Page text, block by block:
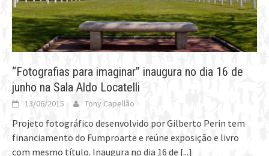
“Fotografias para imaginar” inaugura no dia 16 de
junho na Sala Aldo Locatelli
13/06/2015 Tony Capellão
Projeto fotográfico desenvolvido por Gilberto Perin tem
financiamento do Fumproarte e reúne exposição e livro
com mesmo título. Inaugura no dia 16 de [...]